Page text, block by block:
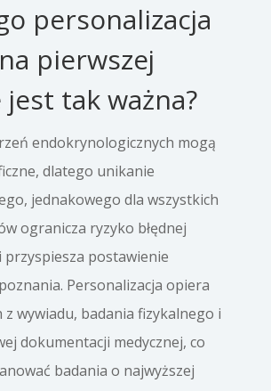
personalizacja
pierwszej
tak ważna?
endokrynologicznych mogą
dlatego unikanie
jednakowego dla wszystkich
ogranicza ryzyko błędnej
postawienie
Personalizacja opiera
z wywiadu, badania fizykalnego i
dokumentacji medycznej, co
badania o najwyższej